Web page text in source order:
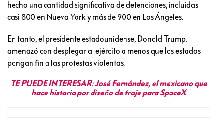
hecho una cantidad significativa de detenciones, incluidas
casi 800 en Nueva York y más de 900 en Los Ángeles.
En tanto, el presidente estadounidense, Donald Trump,
amenazó con desplegar al ejército a menos que los estados
pongan fin a las protestas violentas.
TE PUEDE INTERESAR:José Fernández, el mexicano que
hace historia por diseño de traje para SpaceX